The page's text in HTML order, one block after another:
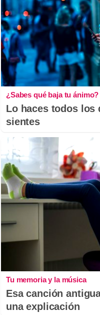
¿Sabes qué baja tu ánimo?
Lo haces todos los
sientes
Tu memoria y la música
Esa canción
una explicación